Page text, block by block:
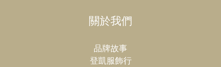
關於我們
品牌故事
登凱服飾行